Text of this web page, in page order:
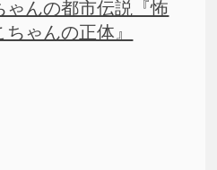
ゃんの都市伝説『怖
ゃんの正体』